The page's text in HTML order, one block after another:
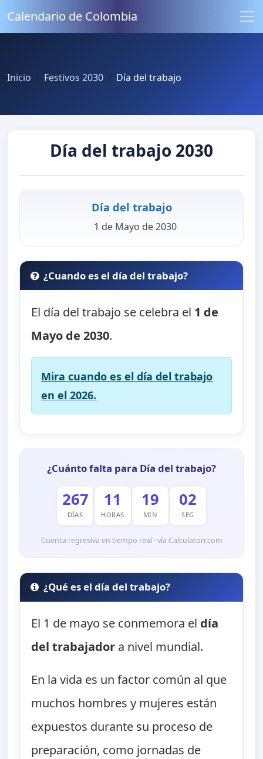
Calendario de Colombia
Inicio Festivos 2030 Día del trabajo
Día del trabajo 2030
Día del trabajo
1 de Mayo de 2030
¿Cuando es el día del trabajo?
El día del trabajo se celebra el 1 de
Mayo de 2030.
Mira cuando es el día del trabajo
en el 2026.
¿Cuánto falta para Día del trabajo?
267
DÍAS
11
HORAS
19
MIN
01
SEG
Cuenta regresiva en tiempo real · vía Calculatorr.com
¿Qué es el día del trabajo?
El 1 de mayo se conmemora el día
del trabajador a nivel mundial.
En la vida es un factor común al que
muchos hombres y mujeres están
expuestos durante su proceso de
preparación, como jornadas de